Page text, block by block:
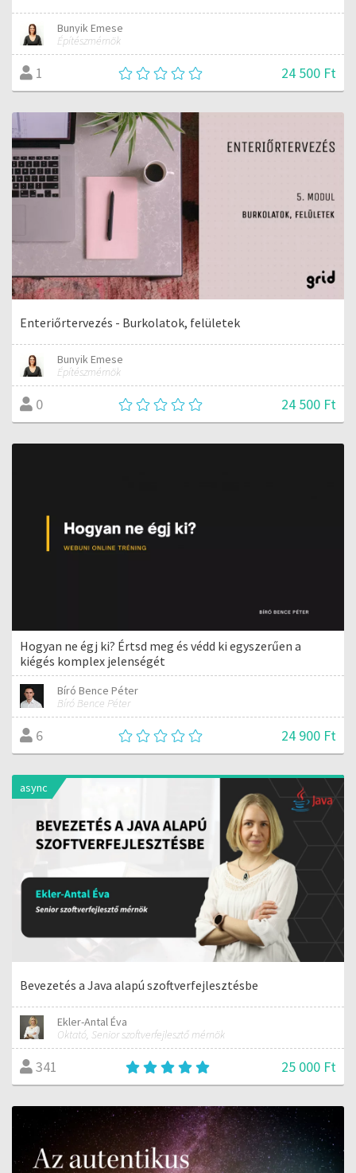
Bunyik Emese
Építészmérnök
1 24 500 Ft
Enteriőrtervezés - Burkolatok, felületek
Bunyik Emese
Építészmérnök
0 24 500 Ft
Hogyan ne égj ki? Értsd meg és védd ki egyszerűen a
kiégés komplex jelenségét
Bíró Bence Péter
Bíró Bence Péter
6 24 900 Ft
async
Bevezetés a Java alapú szoftverfejlesztésbe
Ekler-Antal Éva
Oktató, Senior szoftverfejlesztő mérnök
341 25 000 Ft